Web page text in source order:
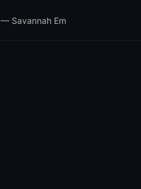
Savannah Em